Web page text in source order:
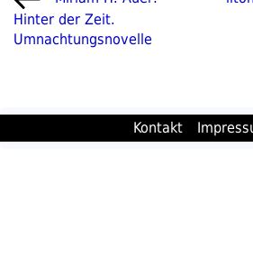
Beitrag
Hinter der Zeit.
Umnachtungsnovelle
Kontakt